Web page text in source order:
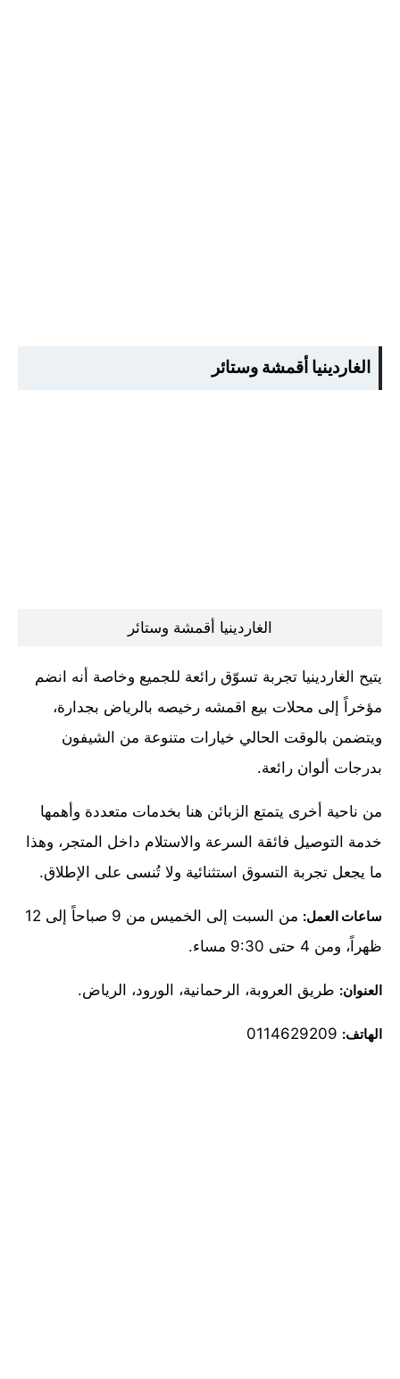
الغاردينيا أقمشة وستائر
الغاردينيا أقمشة وستائر
يتيح الغاردينيا تجربة تسوّق رائعة للجميع وخاصة أنه انضم
مؤخراً إلى محلات بيع اقمشه رخيصه بالرياض بجدارة،
ويتضمن بالوقت الحالي خيارات متنوعة من الشيفون
بدرجات ألوان رائعة.
من ناحية أخرى يتمتع الزبائن هنا بخدمات متعددة وأهمها
خدمة التوصيل فائقة السرعة والاستلام داخل المتجر، وهذا
ما يجعل تجربة التسوق استثنائية ولا تُنسى على الإطلاق.
ساعات العمل:
من السبت إلى الخميس من 9 صباحاً إلى 12
ظهراً، ومن 4 حتى 9:30 مساء.
العنوان: طريق العروبة، الرحمانية، الورود، الرياض.
الهاتف: